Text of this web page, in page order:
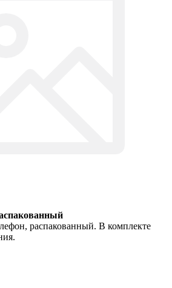
распакованный. В комплекте